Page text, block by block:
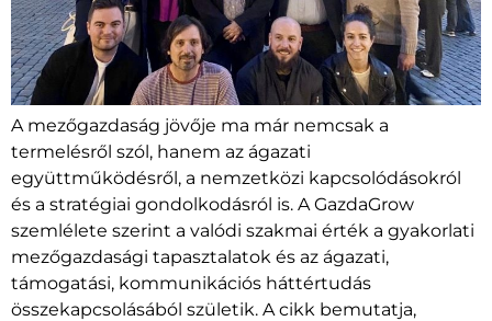
A mezőgazdaság jövője ma már nemcsak a
termelésről szól, hanem az ágazati
együttműködésről, a nemzetközi kapcsolódásokról
és a stratégiai gondolkodásról is. A GazdaGrow
szemlélete szerint a valódi szakmai érték a gyakorlati
mezőgazdasági tapasztalatok és az ágazati,
támogatási, kommunikációs háttértudás
összekapcsolásából születik. A cikk bemutatja,